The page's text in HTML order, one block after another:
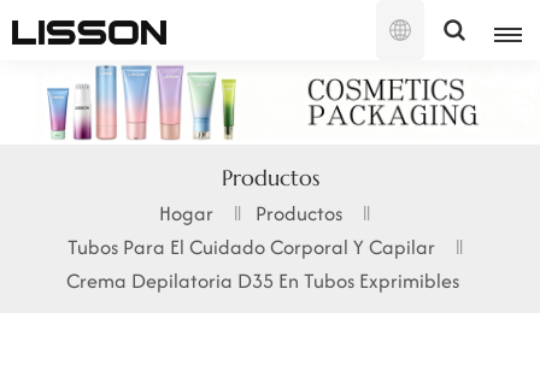
Español
English
français
русский
Productos
Hogar
Productos
Tubos Para El Cuidado Corporal Y Capilar
Crema Depilatoria D35 En Tubos Exprimibles